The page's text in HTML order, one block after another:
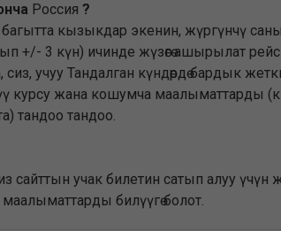
Россия ?
багытта кызыкдар экенин, жүргүнчү
+/- 3 күн) ичинде жүзөгө ашырылат
учуу Тандалган күндөрдө бардык
курсу жана кошумча маалыматтарды
тандоо тандоо.
учак билетин сатып алуу
билүүгө болот.